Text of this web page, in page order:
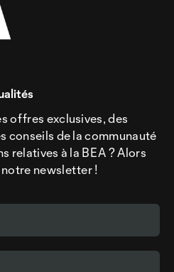
offres exclusives, des
conseils de la communauté
relatives à la BEA ? Alors
newsletter !